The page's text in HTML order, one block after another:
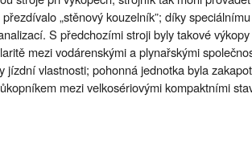
„stěnový kouzelník”; díky
S předchozími stroji byly takové
mezi vodárenskými a plynařskými
jízdní vlastnosti; pohonná jednotka byla
mezi velkosériovými kompaktními